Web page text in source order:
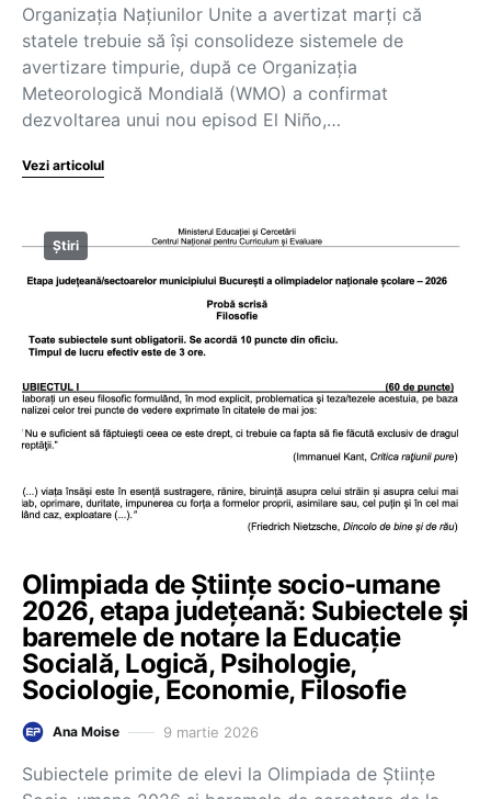
Organizația Națiunilor Unite a avertizat marți că
statele trebuie să își consolideze sistemele de
avertizare timpurie, după ce Organizația
Meteorologică Mondială (WMO) a confirmat
dezvoltarea unui nou episod El Niño,…
Vezi articolul
Știri
Olimpiada de Științe socio-umane
2026, etapa județeană: Subiectele și
baremele de notare la Educație
Socială, Logică, Psihologie,
Sociologie, Economie, Filosofie
Ana Moise 9 martie 2026
Subiectele primite de elevi la Olimpiada de Științe